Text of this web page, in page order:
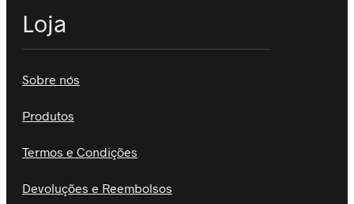
Loja
Sobre nós
Produtos
Termos e Condições
Devoluções e Reembolsos